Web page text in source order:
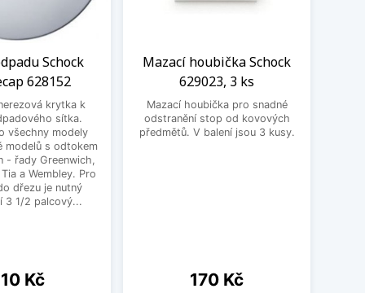
Schock
628152
krytka k
sítka.
všechny modely
modelů s odtokem
- řady Greenwich,
a Wembley. Pro
dřezu je nutný
3 1/2 palcový...
Kč
Mazací houbička Schock
629023, 3 ks
Mazací houbička pro snadné
odstranění stop od kovových
předmětů. V balení jsou 3 kusy.
Cena
170 Kč